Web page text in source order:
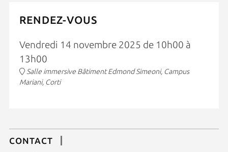
RENDEZ-VOUS
Vendredi 14 novembre 2025 de 10h00 à
13h00
Salle immersive Bâtiment Edmond Simeoni, Campus
Mariani, Corti
CONTACT